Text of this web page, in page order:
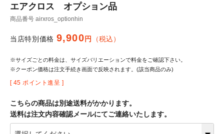
エアクロス オプション品
商品番号 airxros_optionhin
当店特別価格 9,900 税込
※サイズごとの料金は、サイズバリエーションで料金をご確認下さい。
※クーポン価格は注文手続き画面で反映されます。(該当商品のみ)
[ 45 ポイント進呈 ]
こちらの商品は別途送料がかかります。
送料は注文内容確認メールにてご連絡いたします。